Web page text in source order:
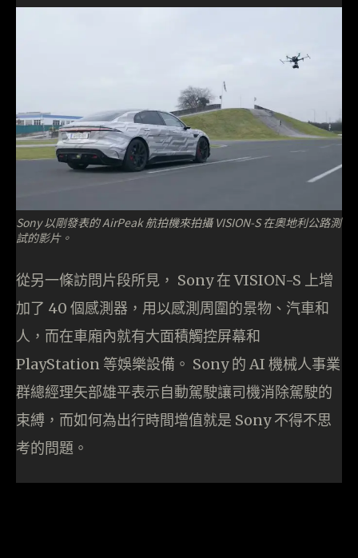
Sony 以剛發表的 AirPeak 航拍機來拍攝 VISION-S 在奧地利公路測
試的影片。
從另一條訪問片段所見， Sony 在 VISION-S 上增
加了 40 個感測器，用以感測周圍的景物、汽車和
人，而在車廂內就有大面積觸控屏幕和
PlayStation 等娛樂設備。 Sony 的 AI 機械人事業
群總經理矢部雄平表示自動駕駛讓司機消除駕駛的
束縛，而如何為出行時間增值就是 Sony 不得不思
考的問題。